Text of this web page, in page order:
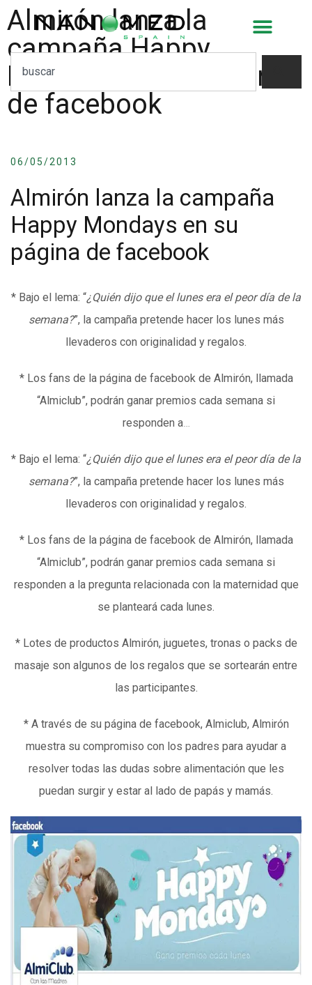
Almirón lanza la
campaña Happy
Mondays en su página
de facebook
06/05/2013
Almirón lanza la campaña
Happy Mondays en su
página de facebook
* Bajo el lema: “¿Quién dijo que el lunes era el peor día de la
semana?”, la campaña pretende hacer los lunes más
llevaderos con originalidad y regalos.
* Los fans de la página de facebook de Almirón, llamada
“Almiclub”, podrán ganar premios cada semana si
responden a…
* Bajo el lema: “¿Quién dijo que el lunes era el peor día de la
semana?”, la campaña pretende hacer los lunes más
llevaderos con originalidad y regalos.
* Los fans de la página de facebook de Almirón, llamada
“Almiclub”, podrán ganar premios cada semana si
responden a la pregunta relacionada con la maternidad que
se planteará cada lunes.
* Lotes de productos Almirón, juguetes, tronas o packs de
masaje son algunos de los regalos que se sortearán entre
las participantes.
* A través de su página de facebook, Almiclub, Almirón
muestra su compromiso con los padres para ayudar a
resolver todas las dudas sobre alimentación que les
puedan surgir y estar al lado de papás y mamás.